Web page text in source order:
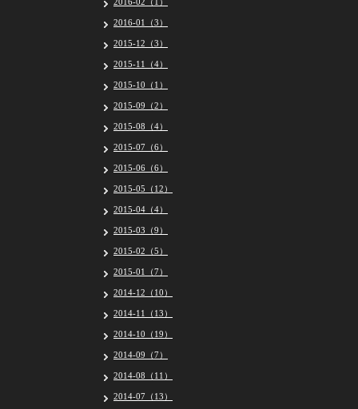
2016-01（3）
2015-12（3）
2015-11（4）
2015-10（1）
2015-09（2）
2015-08（4）
2015-07（6）
2015-06（6）
2015-05（12）
2015-04（4）
2015-03（9）
2015-02（5）
2015-01（7）
2014-12（10）
2014-11（13）
2014-10（19）
2014-09（7）
2014-08（11）
2014-07（13）